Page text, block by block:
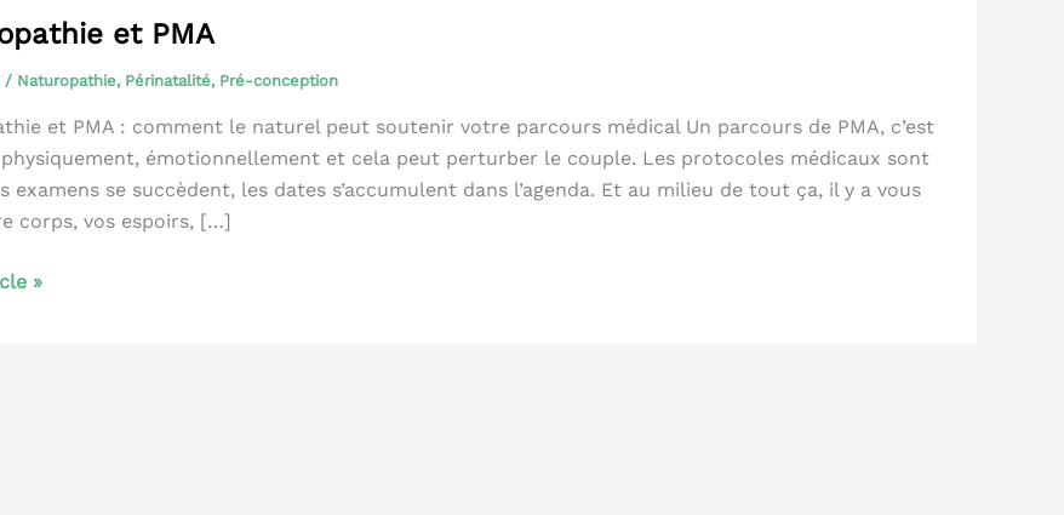
et PMA
/ Naturopathie, Périnatalité, Pré-conception
et PMA : comment le naturel peut soutenir votre parcours médical Un parcours de PMA, c’est
émotionnellement et cela peut perturber le couple. Les protocoles médicaux sont
examens se succèdent, les dates s’accumulent dans l’agenda. Et au milieu de tout ça, il y a vous
corps, vos espoirs, […]
»